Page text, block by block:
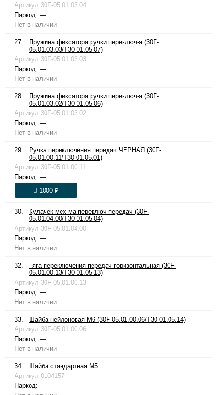
Артикул 30F-05.01.03.04
Паркод: —
Нет в наличии
27.
Пружина фиксатора ручки переключ-я (30F-
05.01.03.03/T30-01.05.07)
Артикул 30F-05.01.03.03
Паркод: —
Нет в наличии
28.
Пружина фиксатора ручки переключ-я (30F-
05.01.03.02/T30-01.05.06)
Артикул 30F-05.01.03.02
Паркод: —
Нет в наличии
29.
Ручка переключения передач ЧЕРНАЯ (30F-
05.01.00.11/T30-01.05.01)
Артикул 30F-05.01.00.11
Паркод: —
1000 ₽
30.
Кулачек мех-ма переключ передач (30F-
05.01.04.00/T30-01.05.04)
Артикул 30F-05.01.04.00
Паркод: —
Нет в наличии
32.
Тяга переключения передач горизонтальная (30F-
05.01.00.13/T30-01.05.13)
Артикул 30F-05.01.00.13
Паркод: —
Нет в наличии
33.
Шайба нейлоновая М6 (30F-05.01.00.06/T30-01.05.14)
Артикул 30F-05.01.00.06
Паркод: —
Нет в наличии
34.
Шайба стандартная М5
Артикул 0104157
Паркод: —